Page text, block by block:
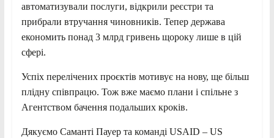
автоматизували послуги, відкрили реєстри та
прибрали втручання чиновників. Тепер держава
економить понад 3 млрд гривень щороку лише в цій
сфері.
Успіх перелічених проєктів мотивує на нову, ще більш
плідну співпрацю. Тож вже маємо плани і спільне з
Агентством бачення подальших кроків.
Дякуємо Саманті Пауер та команді USAID – US